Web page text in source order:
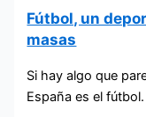
Fútbol, un
masas
Si hay algo que
España es el